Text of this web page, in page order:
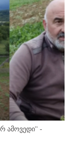
ამოვედი'' -